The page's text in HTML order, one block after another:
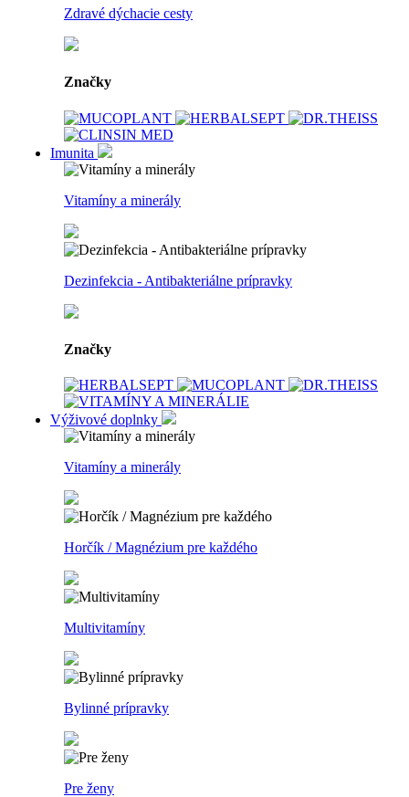
Zdravé dýchacie cesty
Značky
Imunita
Vitamíny a minerály
Dezinfekcia - Antibakteriálne prípravky
Značky
Výživové doplnky
Vitamíny a minerály
Horčík / Magnézium pre každého
Multivitamíny
Bylinné prípravky
Pre ženy